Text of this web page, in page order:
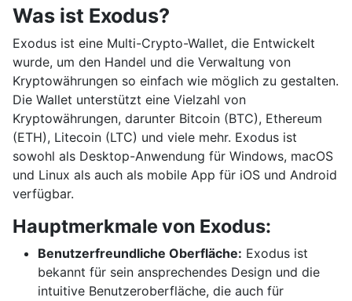
Was ist Exodus?
Exodus ist eine Multi-Crypto-Wallet, die Entwickelt
wurde, um den Handel und die Verwaltung von
Kryptowährungen so einfach wie möglich zu gestalten.
Die Wallet unterstützt eine Vielzahl von
Kryptowährungen, darunter Bitcoin (BTC), Ethereum
(ETH), Litecoin (LTC) und viele mehr. Exodus ist
sowohl als Desktop-Anwendung für Windows, macOS
und Linux als auch als mobile App für iOS und Android
verfügbar.
Hauptmerkmale von Exodus:
Benutzerfreundliche Oberfläche: Exodus ist
bekannt für sein ansprechendes Design und die
intuitive Benutzeroberfläche, die auch für